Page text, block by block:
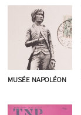
MUSÉE NAPOLÉON